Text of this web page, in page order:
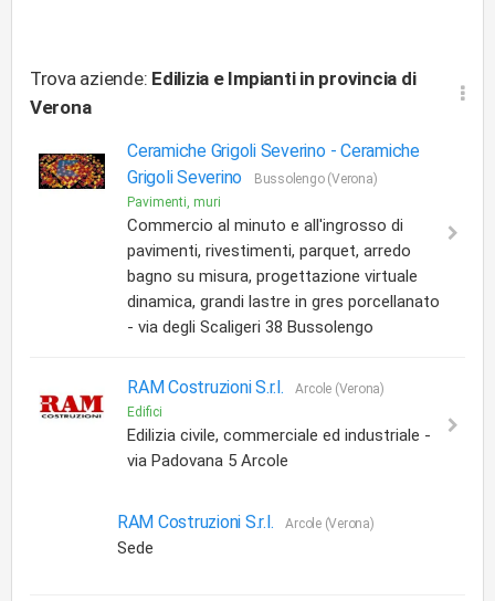
Trova aziende: Edilizia e Impianti in provincia di
Verona
Ceramiche Grigoli Severino -Ceramiche
Grigoli Severino
Bussolengo (Verona)
Pavimenti, muri
Commercio al minuto e all'ingrosso di
pavimenti, rivestimenti, parquet, arredo
bagno su misura, progettazione virtuale
dinamica, grandi lastre in gres porcellanato
- via degli Scaligeri 38 Bussolengo
RAM Costruzioni S.r.l.
Arcole (Verona)
Edifici
Edilizia civile, commerciale ed industriale -
via Padovana 5 Arcole
RAM Costruzioni S.r.l. Arcole (Verona)
Sede